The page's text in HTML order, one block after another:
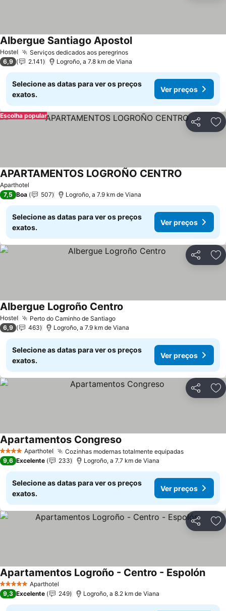
Hostel Serviços dedicados aos peregrinosVer preços
Albergue Santiago ApostolVer preços
6,9 2.141 Logroño, a 7.8 km de Viana
Selecione as datas para ver os preços
exatos.
Ver preços
Partilhar
Escolha popular
Aparthotel
APARTAMENTOS LOGROÑO CENTRO
7,5 Boa 507 Logroño, a 7.9 km de Viana
Selecione as datas para ver os preços
exatos.
Ver preços
Partilhar
Hostel Perto do Caminho de SantiagoVer preços
Albergue Logroño Centro
6,9 463 Logroño, a 7.9 km de Viana
Selecione as datas para ver os preços
exatos.
Ver preços
Partilhar
4 EstrelasAparthotel Cozinhas modernas totalmente equipadasVer preços
Apartamentos Congreso
9,6 Excelente 233 Logroño, a 7.7 km de Viana
Selecione as datas para ver os preços
exatos.
Ver preços
Partilhar
5 Estrelas Aparthotel
Apartamentos Logroño - Centro - EspolónVer
9,3 Excelente 249 Logroño, a 8.2 km de Viana